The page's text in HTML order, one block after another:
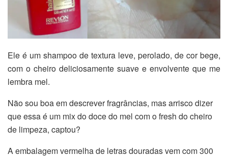
Ele é um shampoo de textura leve, perolado, de cor bege,
com o cheiro deliciosamente suave e envolvente que me
lembra mel.
Não sou boa em descrever fragrâncias, mas arrisco dizer
que essa é um mix do doce do mel com o fresh do cheiro
de limpeza, captou?
A embalagem vermelha de letras douradas vem com 300